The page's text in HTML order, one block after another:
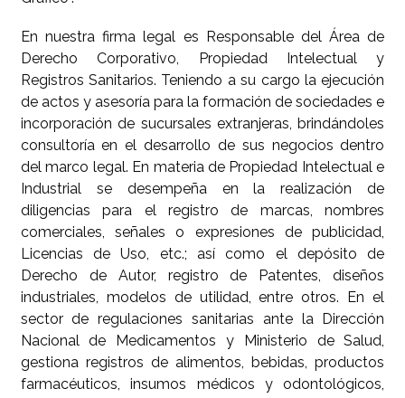
En nuestra firma legal es Responsable del Área de
Derecho Corporativo, Propiedad Intelectual y
Registros Sanitarios. Teniendo a su cargo la ejecución
de actos y asesoría para la formación de sociedades e
incorporación de sucursales extranjeras, brindándoles
consultoría en el desarrollo de sus negocios dentro
del marco legal. En materia de Propiedad Intelectual e
Industrial se desempeña en la realización de
diligencias para el registro de marcas, nombres
comerciales, señales o expresiones de publicidad,
Licencias de Uso, etc.; así como el depósito de
Derecho de Autor, registro de Patentes, diseños
industriales, modelos de utilidad, entre otros. En el
sector de regulaciones sanitarias ante la Dirección
Nacional de Medicamentos y Ministerio de Salud,
gestiona registros de alimentos, bebidas, productos
farmacéuticos, insumos médicos y odontológicos,